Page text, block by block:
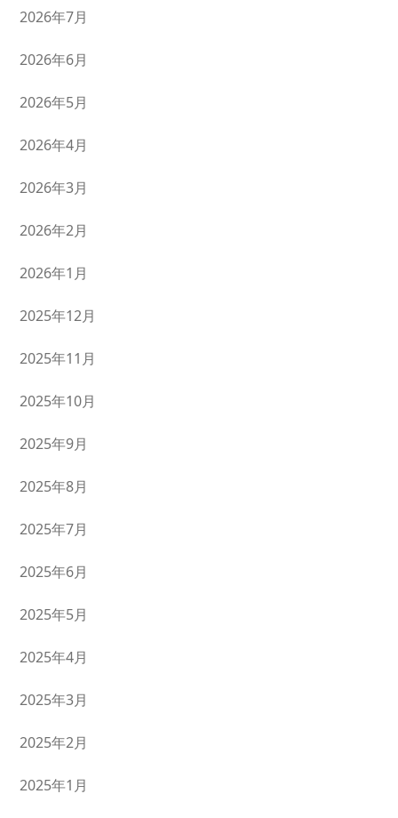
2026年7月
2026年6月
2026年5月
2026年4月
2026年3月
2026年2月
2026年1月
2025年12月
2025年11月
2025年10月
2025年9月
2025年8月
2025年7月
2025年6月
2025年5月
2025年4月
2025年3月
2025年2月
2025年1月